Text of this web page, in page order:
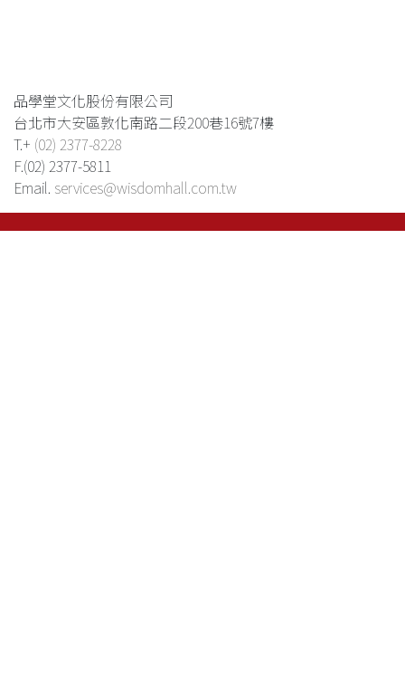
品學堂文化股份有限公司
台北市大安區敦化南路二段200巷16號7樓
T.+ (02) 2377-8228
F.(02) 2377-5811
Email. services@wisdomhall.com.tw